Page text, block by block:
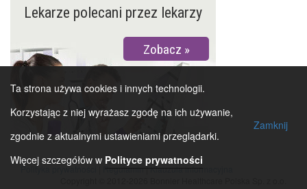
Lekarze polecani przez lekarzy
Zobacz
Polityka prywatności Regulamin |
Klauzula informacyjna
Ta strona używa cookies i innych technologii.
Korzystając z niej wyrażasz zgodę na ich używanie,
zgodnie z aktualnymi ustawieniami przeglądarki.
Więcej szczegółów w Polityce prywatności
Zamknij